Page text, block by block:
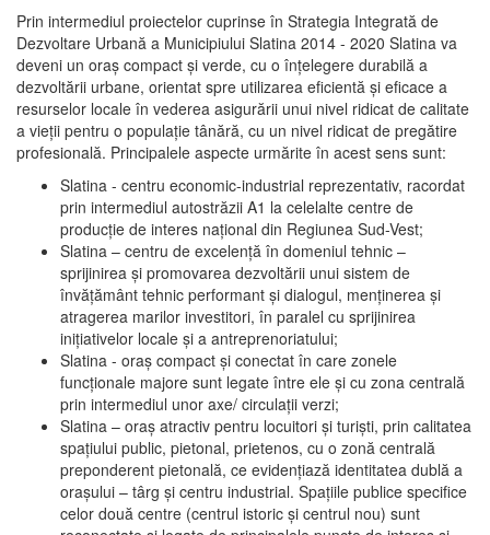
Prin intermediul proiectelor cuprinse în Strategia Integrată de
Dezvoltare Urbană a Municipiului Slatina 2014 - 2020 Slatina va
deveni un oraş compact şi verde, cu o înţelegere durabilă a
dezvoltării urbane, orientat spre utilizarea eficientă şi eficace a
resurselor locale în vederea asigurării unui nivel ridicat de calitate
a vieţii pentru o populaţie tânără, cu un nivel ridicat de pregătire
profesională. Principalele aspecte urmărite în acest sens sunt:
Slatina - centru economic-industrial reprezentativ, racordat
prin intermediul autostrăzii A1 la celelalte centre de
producţie de interes naţional din Regiunea Sud-Vest;
Slatina – centru de excelenţă în domeniul tehnic –
sprijinirea şi promovarea dezvoltării unui sistem de
învăţământ tehnic performant şi dialogul, menţinerea şi
atragerea marilor investitori, în paralel cu sprijinirea
iniţiativelor locale şi a antreprenoriatului;
Slatina - oraş compact şi conectat în care zonele
funcţionale majore sunt legate între ele şi cu zona centrală
prin intermediul unor axe/ circulații verzi;
Slatina – oraş atractiv pentru locuitori şi turişti, prin calitatea
spaţiului public, pietonal, prietenos, cu o zonă centrală
preponderent pietonală, ce evidenţiază identitatea dublă a
oraşului – târg şi centru industrial. Spaţiile publice specifice
celor două centre (centrul istoric şi centrul nou) sunt